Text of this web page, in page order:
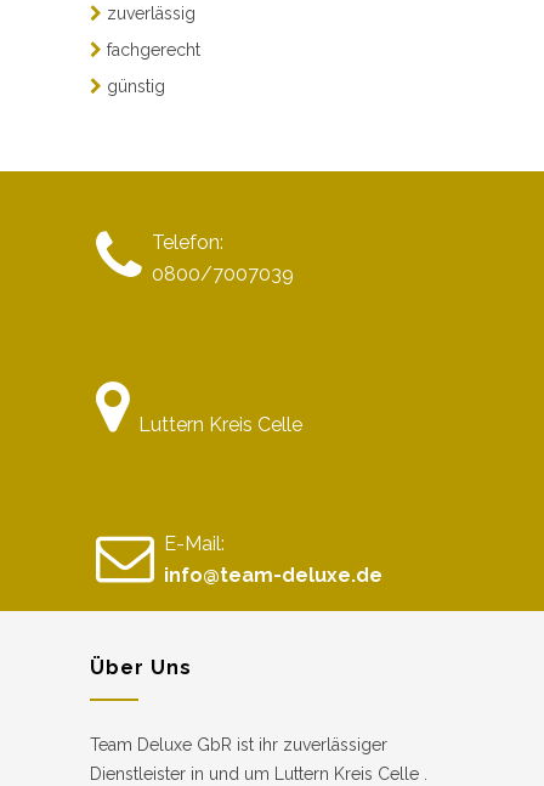
zuverlässig
fachgerecht
günstig
Telefon:
0800/7007039
Luttern Kreis Celle
E-Mail:
info@team-deluxe.de
Über Uns
Team Deluxe GbR ist ihr zuverlässiger
Dienstleister in und um Luttern Kreis Celle .